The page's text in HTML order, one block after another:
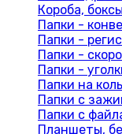
Короба, боксы
Папки -
Папки -
Папки -
Папки -
Папки на
Папки с
Папки с
Планшеты,